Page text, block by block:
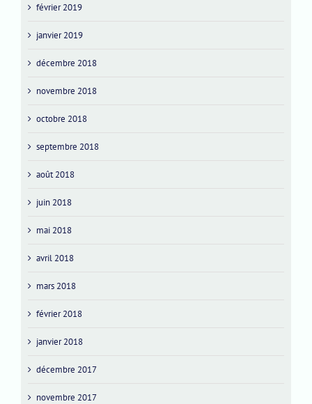
février 2019
janvier 2019
décembre 2018
novembre 2018
octobre 2018
septembre 2018
août 2018
juin 2018
mai 2018
avril 2018
mars 2018
février 2018
janvier 2018
décembre 2017
novembre 2017